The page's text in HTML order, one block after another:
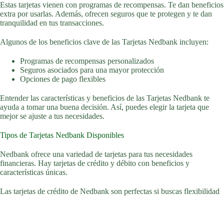
Estas tarjetas vienen con programas de recompensas. Te dan beneficios
extra por usarlas. Además, ofrecen seguros que te protegen y te dan
tranquilidad en tus transacciones.
Algunos de los beneficios clave de las Tarjetas Nedbank incluyen:
Programas de recompensas personalizados
Seguros asociados para una mayor protección
Opciones de pago flexibles
Entender las características y beneficios de las Tarjetas Nedbank te
ayuda a tomar una buena decisión. Así, puedes elegir la tarjeta que
mejor se ajuste a tus necesidades.
Tipos de Tarjetas Nedbank Disponibles
Nedbank ofrece una variedad de tarjetas para tus necesidades
financieras. Hay tarjetas de crédito y débito con beneficios y
características únicas.
Las tarjetas de crédito de Nedbank son perfectas si buscas flexibilidad